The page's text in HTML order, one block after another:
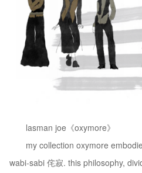
lasman joe《oxymore》
my collection oxymore
wabi-sabi 侘寂. this philosophy,